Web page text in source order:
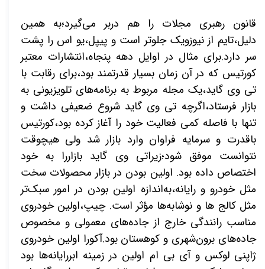
قانون رهبری مجلات را هم دربر می‌گیرد؛به همین
دلیل،تایم از نیوزویک جلوتر است و پیپل،یو اس را پشت
سر دارد.برای مثال در اوایل دهه پنجاه،انتشارات معتبر
کورتیس که در آن زمان بسیار قدرتمند بود،برای رقابت با
تی وی گاید،یک مجله مربوط به برنامه‌های تلویزیونی به
بازار فرستاد،اگرچه تی وی گاید شروع ضعیفی داشت و
تنها با فاصله کمی فعالیت خود را آغاز کرده بود،کورتیس
باقدرت و سرمایه فراوان وارد بازار شد ولی هیچوقت
نتوانست موفق شود؛زیراتی وی گاید بازاررا به خود
اختصاص داده بود. اولین بودن در بازار محصولات سخت
مثل خودرو و رایانه،به‌اندازه اولین بودن در امور سبک‌تر
مثل کالج ها و نوشابه‌ها مؤثر است. چیپ،اولین خودروی
مناسب رانندگی خارج از جاده‌های معمولی و مخصوص
جاده‌های برون‌شهری و کوهستان بود.آکورا اولین خودروی
ژاپنی لوکس و آی بی ام اولین در زمینه ابررایانه‌ها بود